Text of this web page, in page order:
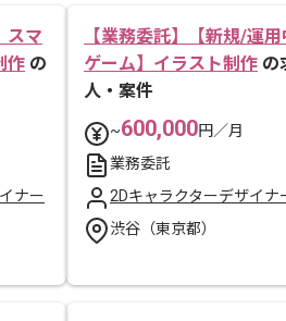
スマ
作 の
ナー
【業務委託】【新規/運用
ゲーム】イラスト制作 の
人・案件
~600,000円／月
業務委託
2Dキャラクターデザイナ
渋谷（東京都）